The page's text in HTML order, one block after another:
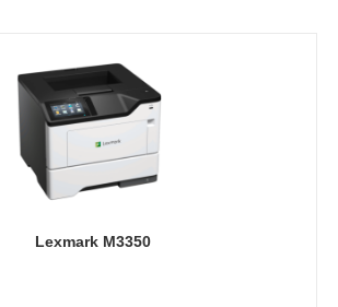
Lexmark M3350